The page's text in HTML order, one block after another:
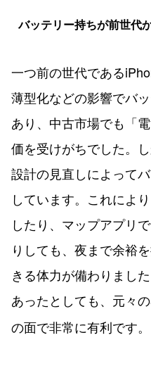
バッテリー持ちが前世代
一つ前の世代である
薄型化などの影響でバ
あり、中古市場でも「
価を受けがちでした。
設計の見直しによって
しています。これによ
したり、マップアプリ
りしても、夜まで余裕
きる体力が備わりまし
あったとしても、元々
の面で非常に有利です。